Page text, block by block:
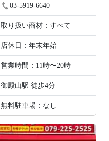
03-5919-6640
取り扱い商材：すべて
店休日：年末年始
営業時間：11時〜20時
御殿山駅 徒歩4分
無料駐車場：なし